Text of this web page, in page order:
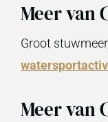
Meer van
Groot
Meer van